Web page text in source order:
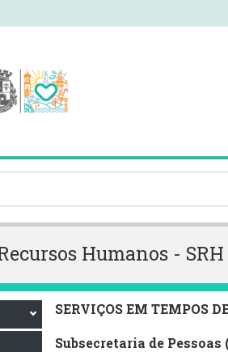
Humanos - SRH
SERVIÇOS EM TEMPOS
Subsecretaria de